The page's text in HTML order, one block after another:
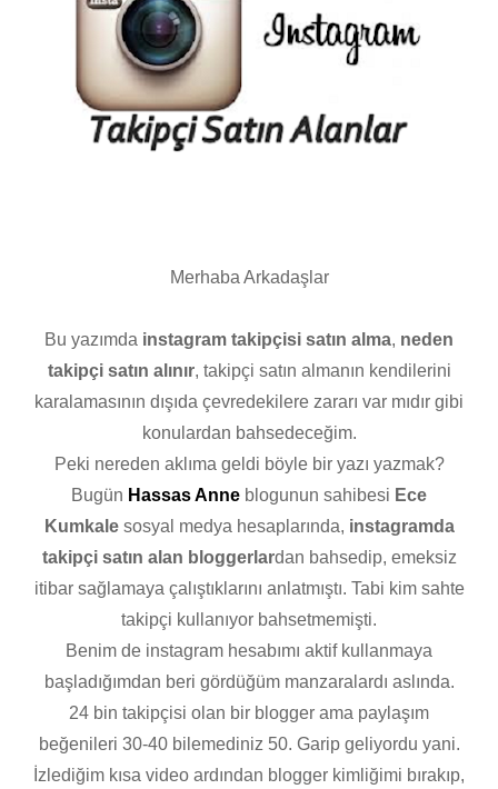
Merhaba Arkadaşlar
Bu yazımda instagram takipçisi satın alma, neden
takipçi satın alınır, takipçi satın almanın kendilerini
karalamasının dışıda çevredekilere zararı var mıdır gibi
konulardan bahsedeceğim.
Peki nereden aklıma geldi böyle bir yazı yazmak?
Bugün Hassas Anne blogunun sahibesi Ece
Kumkalesosyal medya hesaplarında, instagramda
takipçi satın alan bloggerlardan bahsedip, emeksiz
itibar sağlamaya çalıştıklarını anlatmıştı. Tabi kim sahte
takipçi kullanıyor bahsetmemişti.
Benim de instagram hesabımı aktif kullanmaya
başladığımdan beri gördüğüm manzaralardı aslında.
24 bin takipçisi olan bir blogger ama paylaşım
beğenileri 30-40 bilemediniz 50. Garip geliyordu yani.
İzlediğim kısa video ardından blogger kimliğimi bırakıp,